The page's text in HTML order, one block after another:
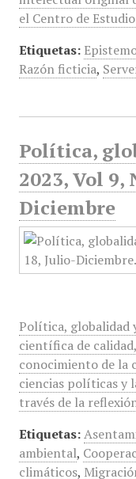
el Centro de
Etiquetas:
Razón ficticia,
Política,
2023, Vol 9,
Diciembre
Política, globalidad
científica de
conocimiento de la
ciencias políticas y
través de la
Etiquetas:
ambiental,
climáticos,